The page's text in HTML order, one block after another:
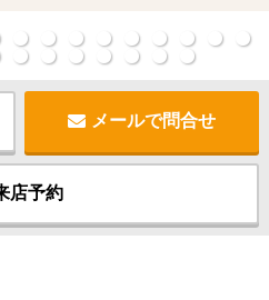
メールで問合せ
店予約